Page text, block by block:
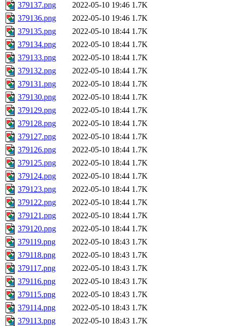
379137.png
2022-05-10 19:46 1.7K
379136.png
2022-05-10 19:46 1.7K
379135.png
2022-05-10 18:44 1.7K
379134.png
2022-05-10 18:44 1.7K
379133.png
2022-05-10 18:44 1.7K
379132.png
2022-05-10 18:44 1.7K
379131.png
2022-05-10 18:44 1.7K
379130.png
2022-05-10 18:44 1.7K
379129.png
2022-05-10 18:44 1.7K
379128.png
2022-05-10 18:44 1.7K
379127.png
2022-05-10 18:44 1.7K
379126.png
2022-05-10 18:44 1.7K
379125.png
2022-05-10 18:44 1.7K
379124.png
2022-05-10 18:44 1.7K
379123.png
2022-05-10 18:44 1.7K
379122.png
2022-05-10 18:44 1.7K
379121.png
2022-05-10 18:44 1.7K
379120.png
2022-05-10 18:44 1.7K
379119.png
2022-05-10 18:43 1.7K
379118.png
2022-05-10 18:43 1.7K
379117.png
2022-05-10 18:43 1.7K
379116.png
2022-05-10 18:43 1.7K
379115.png
2022-05-10 18:43 1.7K
379114.png
2022-05-10 18:43 1.7K
379113.png
2022-05-10 18:43 1.7K